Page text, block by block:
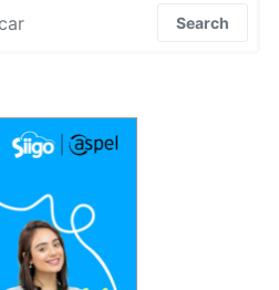
Search